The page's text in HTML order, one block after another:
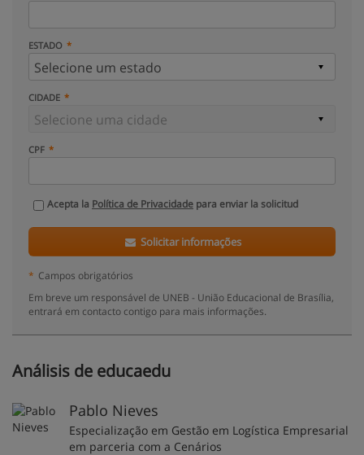
ESTADO
CIDADE
CPF
Acepta la Política de Privacidade para enviar la solicitud
Solicitar informações
* Campos obrigatórios
Em breve um responsável de UNEB - União Educacional de Brasília,
entrará em contacto contigo para mais informações.
Análisis de educaedu
Pablo Nieves
Especialização em Gestão em Logística Empresarial
em parceria com a Cenários